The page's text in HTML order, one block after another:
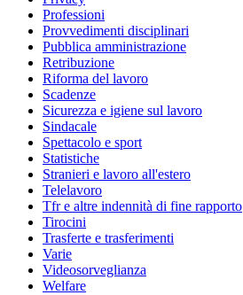
Professioni
Provvedimenti disciplinari
Pubblica amministrazione
Retribuzione
Riforma del lavoro
Scadenze
Sicurezza e igiene sul lavoro
Sindacale
Spettacolo e sport
Statistiche
Stranieri e lavoro all'estero
Telelavoro
Tfr e altre indennità di fine rapporto
Tirocini
Trasferte e trasferimenti
Varie
Videosorveglianza
Welfare